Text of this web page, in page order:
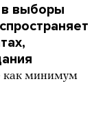
в выборы
как минимум